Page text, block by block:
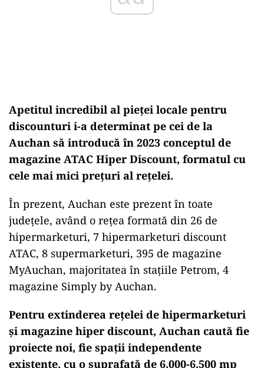
Apetitul incredibil al pieţei locale pentru
discounturi i-a determinat pe cei de la
Auchan să introducă în 2023 conceptul de
magazine ATAC Hiper Discount, formatul cu
cele mai mici prețuri al rețelei.
În prezent, Auchan este prezent în toate
județele, având o rețea formată din 26 de
hipermarketuri, 7 hipermarketuri discount
ATAC, 8 supermarketuri, 395 de magazine
MyAuchan, majoritatea în stațiile Petrom, 4
magazine Simply by Auchan.
Pentru extinderea reţelei de hipermarketuri
şi magazine hiper discount, Auchan caută fie
proiecte noi, fie spaţii independente
existente, cu o suprafaţă de 6.000-6.500 mp